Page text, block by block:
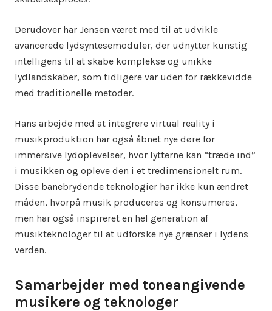
Derudover har Jensen været med til at udvikle
avancerede lydsyntesemoduler, der udnytter kunstig
intelligens til at skabe komplekse og unikke
lydlandskaber, som tidligere var uden for rækkevidde
med traditionelle metoder.
Hans arbejde med at integrere virtual reality i
musikproduktion har også åbnet nye døre for
immersive lydoplevelser, hvor lytterne kan “træde ind”
i musikken og opleve den i et tredimensionelt rum.
Disse banebrydende teknologier har ikke kun ændret
måden, hvorpå musik produceres og konsumeres,
men har også inspireret en hel generation af
musikteknologer til at udforske nye grænser i lydens
verden.
Samarbejder med toneangivende
musikere og teknologer